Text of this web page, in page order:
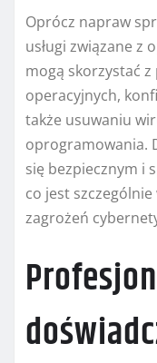
Oprócz napraw
usługi związane z
mogą skorzystać
operacyjnych,
także usuwaniu
oprogramowania.
się bezpiecznym i
co jest
zagrożeń